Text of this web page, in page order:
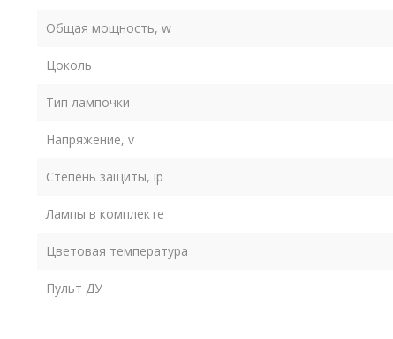
Общая мощность, w
Цоколь
Тип лампочки
Напряжение, v
Степень защиты, ip
Лампы в комплекте
Цветовая температура
Пульт ДУ